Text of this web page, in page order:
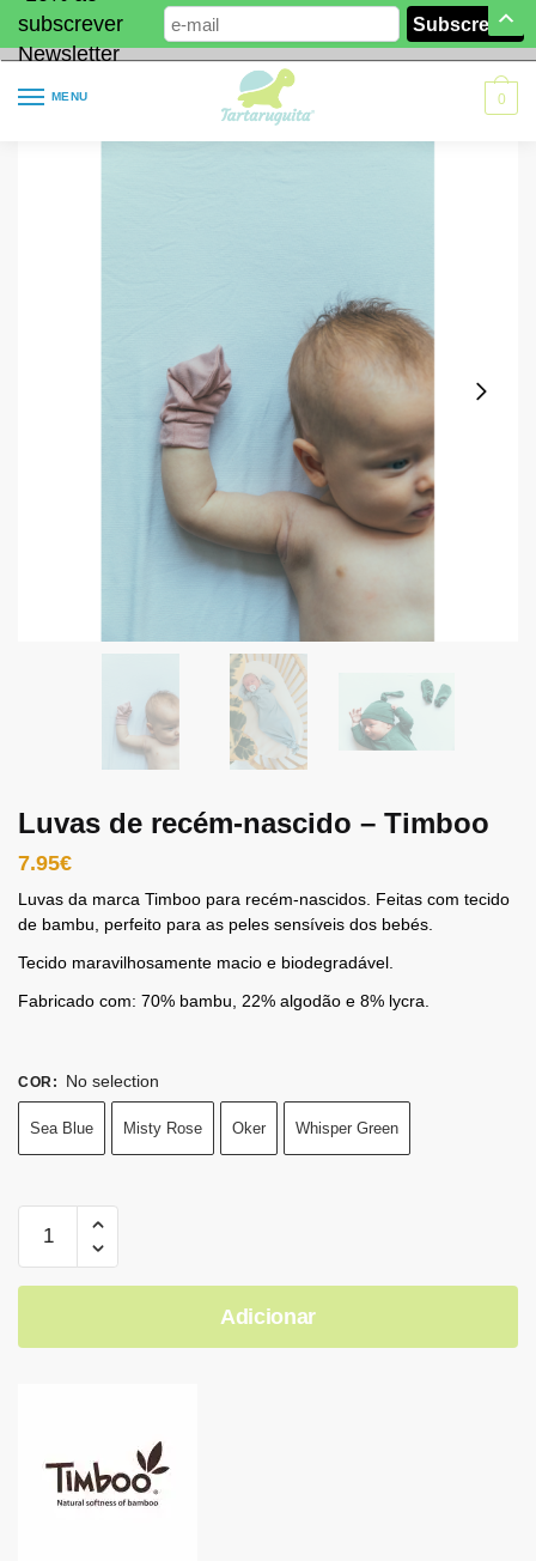
subscrever
Newsletter
MENU 0
Luvas de recém-nascido – Timboo
7.95€
Luvas da marca Timboo para recém-nascidos. Feitas com tecido
de bambu, perfeito para as peles sensíveis dos bebés.
Tecido maravilhosamente macio e biodegradável.
Fabricado com: 70% bambu, 22% algodão e 8% lycra.
COR : No selection
Sea Blue Misty Rose Oker Whisper Green
Adicionar